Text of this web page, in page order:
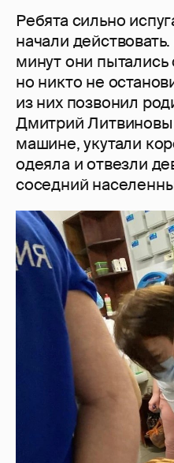
Ребята сильно
начали
минут они пытались
но никто не
из них позвонил
Дмитрий Литвиновы
машине, укутали
одеяла и отвезли
соседний